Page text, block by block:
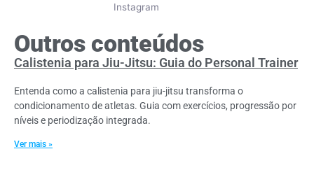
Instagram
Outros conteúdos
Calistenia para Jiu-Jitsu: Guia do Personal Trainer
Entenda como a calistenia para jiu-jitsu transforma o
condicionamento de atletas. Guia com exercícios, progressão por
níveis e periodização integrada.
Ver mais »